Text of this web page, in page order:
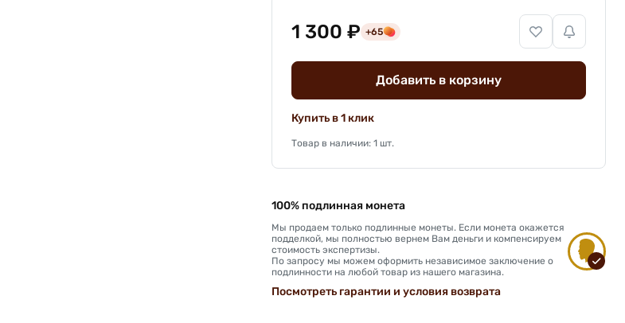
1 300 ₽ +65
Добавить в корзину
Купить в 1 клик
Товар в наличии: 1 шт.
100% подлинная монета
Мы продаем только подлинные монеты. Если монета окажется
подделкой, мы полностью вернем Вам деньги и компенсируем
стоимость экспертизы.
По запросу мы можем оформить независимое заключение о
подлинности на любой товар из нашего магазина.
Посмотреть гарантии и условия возврата